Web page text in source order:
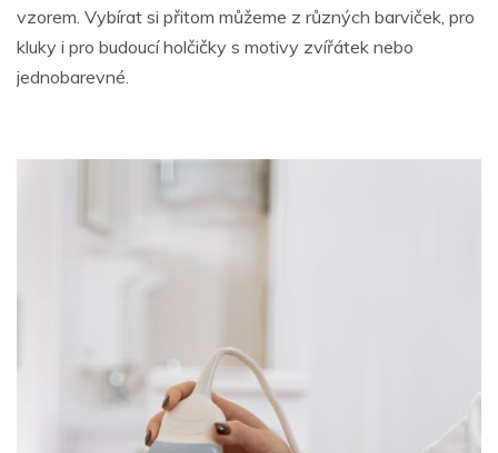
vzorem. Vybírat si přitom můžeme z různých barviček, pro
kluky i pro budoucí holčičky s motivy zvířátek nebo
jednobarevné.